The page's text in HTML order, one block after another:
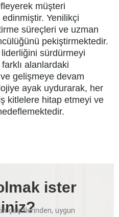
müşteri
Yenilikçi
süreçleri ve uzman
pekiştirmektedir.
sürdürmeyi
alanlardaki
ve gelişmeye devam
ayak uydurarak, her
kitlelere hitap etmeyi ve
ister
çeşitlerinden, uygun